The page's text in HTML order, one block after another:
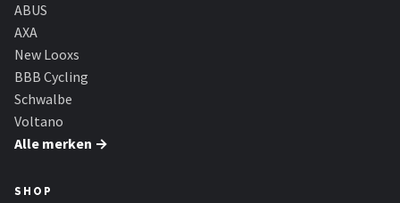
ABUS
AXA
New Looxs
BBB Cycling
Schwalbe
Voltano
Alle merken →
SHOP